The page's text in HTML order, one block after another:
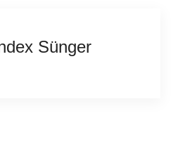
Sünger